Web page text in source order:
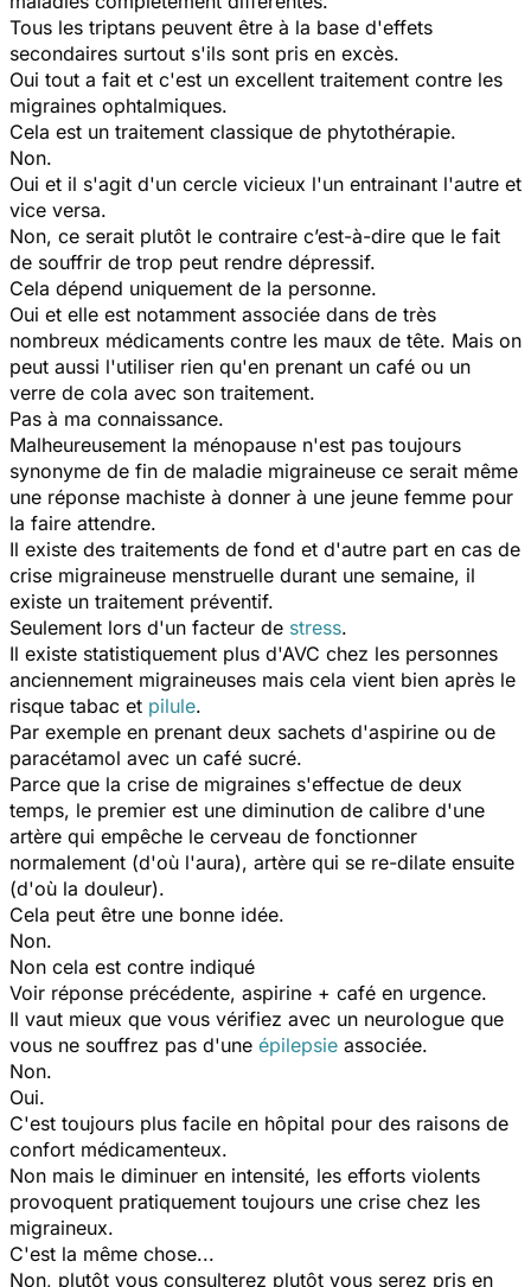
Tous les triptans peuvent être à la base d'effets
secondaires surtout s'ils sont pris en excès.
Oui tout a fait et c'est un excellent traitement contre les
migraines ophtalmiques.
Cela est un traitement classique de phytothérapie.
Non.
Oui et il s'agit d'un cercle vicieux l'un entrainant l'autre et
vice versa.
Non, ce serait plutôt le contraire c’est-à-dire que le fait
de souffrir de trop peut rendre dépressif.
Cela dépend uniquement de la personne.
Oui et elle est notamment associée dans de très
nombreux médicaments contre les maux de tête. Mais on
peut aussi l'utiliser rien qu'en prenant un café ou un
verre de cola avec son traitement.
Pas à ma connaissance.
Malheureusement la ménopause n'est pas toujours
synonyme de fin de maladie migraineuse ce serait même
une réponse machiste à donner à une jeune femme pour
la faire attendre.
Il existe des traitements de fond et d'autre part en cas de
crise migraineuse menstruelle durant une semaine, il
existe un traitement préventif.
Seulement lors d'un facteur de stress.
Il existe statistiquement plus d'AVC chez les personnes
anciennement migraineuses mais cela vient bien après le
risque tabac et pilule.
Par exemple en prenant deux sachets d'aspirine ou de
paracétamol avec un café sucré.
Parce que la crise de migraines s'effectue de deux
temps, le premier est une diminution de calibre d'une
artère qui empêche le cerveau de fonctionner
normalement (d'où l'aura), artère qui se re-dilate ensuite
(d'où la douleur).
Cela peut être une bonne idée.
Non.
Non cela est contre indiqué
Voir réponse précédente, aspirine + café en urgence.
Il vaut mieux que vous vérifiez avec un neurologue que
vous ne souffrez pas d'une épilepsie associée.
Non.
Oui.
C'est toujours plus facile en hôpital pour des raisons de
confort médicamenteux.
Non mais le diminuer en intensité, les efforts violents
provoquent pratiquement toujours une crise chez les
migraineux.
C'est la même chose...
Non, plutôt vous consulterez plutôt vous serez pris en